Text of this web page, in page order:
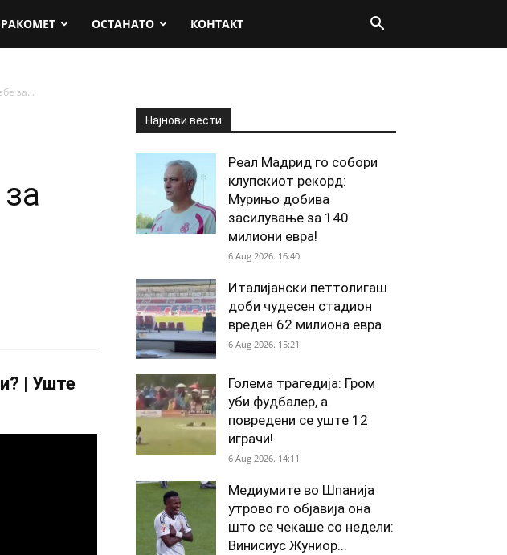
РАКОМЕТ ОСТАНАТО КОНТАКТ
за...
| Уште
Најнови вести
Реал Мадрид го собори
клупскиот рекорд:
Мурињо добива
засилување за 140
милиони евра!
6 Aug 2026. 16:40
Италијански петтолигаш
доби чудесен стадион
вреден 62 милиона евра
6 Aug 2026. 15:21
Голема трагедија: Гром
уби фудбалер, а
повредени се уште 12
играчи!
6 Aug 2026. 14:11
Медиумите во Шпанија
утрово го објавија она
што се чекаше со недели:
Винисиус Жуниор...